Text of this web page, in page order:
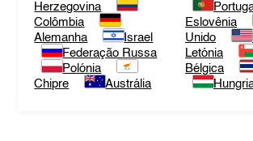
Herzegovina
Colômbia
Alemanha
Israel
Federação Russa
Polónia
Chipre
Austrália
Eslovênia
Unido
Letónia
Bélgica